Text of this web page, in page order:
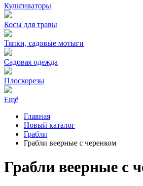
Культиваторы
Косы для травы
Тяпки, садовые мотыги
Садовая одежда
Плоскорезы
Ещё
Главная
Новый каталог
Грабли
Грабли веерные с черенком
Грабли веерные с